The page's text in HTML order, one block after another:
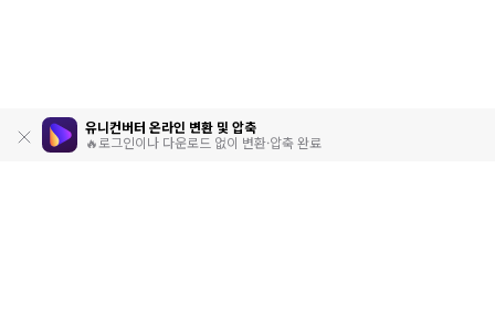
유니컨버터 온라인 변환 및 압축
🔥로그인이나 다운로드 없이 변환·압축 완료